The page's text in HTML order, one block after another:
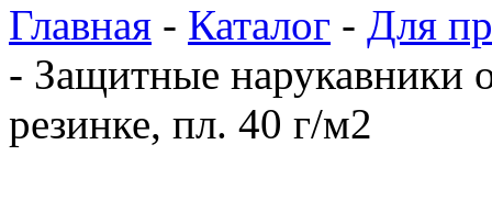
Главная - Каталог - Для
- Защитные нарукавники
резинке, пл. 40 г/м2